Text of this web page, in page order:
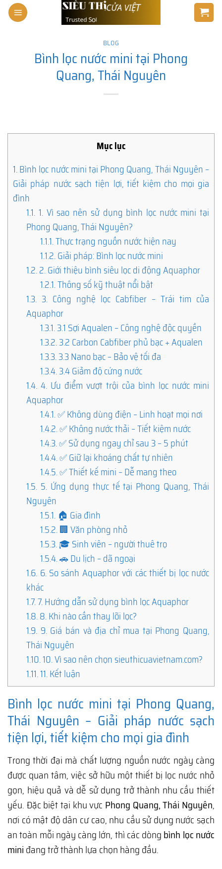
Skip
BLOG
Bình lọc nước mini tại Phong
Quang, Thái Nguyên
Mục lục
1.Bình lọc nước mini tại Phong Quang, Thái Nguyên –
Giải pháp nước sạch tiện lợi, tiết kiệm cho mọi gia
đình
1.1. 1. Vì sao nên sử dụng bình lọc nước mini tại
Phong Quang, Thái Nguyên?
1.1.1.Thực trạng nguồn nước hiện nay
1.1.2.Giải pháp: Bình lọc nước mini
1.2.2. Giới thiệu bình siêu lọc di động Aquaphor
1.2.1.Thông số kỹ thuật nổi bật
1.3. 3. Công nghệ lọc Cabfiber – Trái tim của
Aquaphor
1.3.1.3.1 Sợi Aqualen – Công nghệ độc quyền
1.3.2.3.2 Carbon Cabfiber phủ bạc + Aqualen
1.3.3.3.3 Nano bạc – Bảo vệ tối đa
1.3.4.3.4 Giảm độ cứng nước
1.4. 4. Ưu điểm vượt trội của bình lọc nước mini
Aquaphor
1.4.1.✅ Không dùng điện – Linh hoạt mọi nơi
1.4.2.✅ Không nước thải – Tiết kiệm nước
1.4.3.✅ Sử dụng ngay chỉ sau 3 – 5 phút
1.4.4.✅ Giữ lại khoáng chất tự nhiên
1.4.5.✅ Thiết kế mini – Dễ mang theo
1.5. 5. Ứng dụng thực tế tại Phong Quang, Thái
Nguyên
1.5.1.🏠 Gia đình
1.5.2.🏢 Văn phòng nhỏ
1.5.3.🎓 Sinh viên – người thuê trọ
1.5.4.🚗 Du lịch – dã ngoại
1.6. 6. So sánh Aquaphor với các thiết bị lọc nước
khác
1.7.7. Hướng dẫn sử dụng bình lọc Aquaphor
1.8.8. Khi nào cần thay lõi lọc?
1.9. 9. Giá bán và địa chỉ mua tại Phong Quang,
Thái Nguyên
1.10.10. Vì sao nên chọn sieuthicuavietnam.com?
1.11.11. Kết luận
Bình lọc nước mini tại Phong Quang,
Thái Nguyên – Giải pháp nước sạch
tiện lợi, tiết kiệm cho mọi gia đình
Trong thời đại mà chất lượng nguồn nước ngày càng
được quan tâm, việc sở hữu một thiết bị lọc nước nhỏ
gọn, hiệu quả và dễ sử dụng trở thành nhu cầu thiết
yếu. Đặc biệt tại khu vực Phong Quang, Thái Nguyên,
nơi có mật độ dân cư cao, nhu cầu sử dụng nước sạch
an toàn mỗi ngày càng lớn, thì các dòng bình lọc nước
mini đang trở thành lựa chọn hàng đầu.